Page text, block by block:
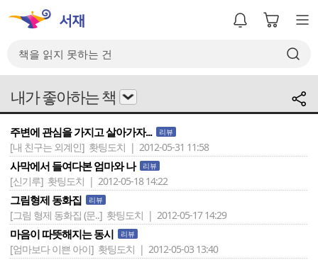
내가 좋아하는 책
주변에 관심을 가지고 살아가자... 리뷰
[내 친구는 외계인] 홧팅도치 | 2012-05-31 11:58
사막에서 들여다본 엄마와 나 리뷰
[신기루] 홧팅도치 | 2012-05-18 14:22
그림형제 동화집 리뷰
[그림 형제 동화집 (문..] 홧팅도치 | 2012-05-17 14:29
마음이 따뜻해지는 동시 리뷰
[엄마보다 이쁜 아이] 홧팅도치 | 2012-05-03 13:40